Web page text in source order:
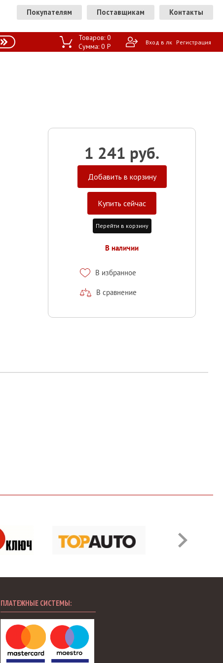
Покупателям Поставщикам Контакты
Товаров: 0
Сумма: 0 P Вход в лк Регистрация
1 241 руб.
Добавить в корзину
Купить сейчас
Перейти в корзину
В наличии
В избранное
В сравнение
ПЛАТЕЖНЫЕ СИСТЕМЫ: